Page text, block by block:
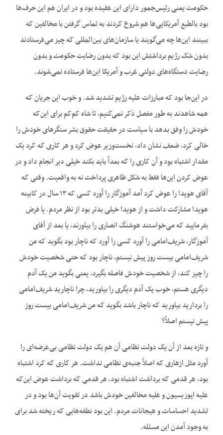
حکومت یعنی رئیس‌جمور دارای این عقیده بود و در ایران هم این حرف‌ها
بود بالطبع آمریکایی‌ها هم شروع کردند به تماس گرفتن با مخالفین که
ببینند این‌ها چه می‌گویند یا سازمان‌های بین‌المللی که چیز می‌فرستادند
بدون شک رژیم برداشتش این بود که بدون رضایت حکومت و بدون
رضایت دستگاه‌های دولتی غرب و آمریکا این‌ها فرستاده نمی‌شوند.
در این‌جا بود که مبارزات علیه رژیم تشدید شد. و خوب این جریان که
همه شاهدند به طور مفصل ذکر نمی‌کنیم، تا شاه کم‌کم برای این‌که
خودش را وفق بدهد با سیاست در حقیقت حقوق بشر سنگرهای خودش را
خالی کرد، ضعف نشان داد، نخست‌وزیر عوض کرد و هر کاری که کرد یک
مقدار اشتباه بود و آن کاری را که بعداً باید بکند خیلی دیر انجام داد و در
عوض کردن این‌ها فقط به شکل ظاهری پرداخت نه به واقعیت. وقتی که
آقای هویدا را عوض کرد آمد آموزگار را آورد کسی که ۱۳ سال در کابینه
هویدا مشارکت داشت و از هویدا خیلی بدتر بود از نظر مردم. یا فرض
بفرمایید که می‌خواستند هوشنگ انصاری را بیاورند، یا بعد از آقای
آموزگار، شریف‌امامی را آورد کسی را آورد که ناچار بود بگوید که من
شریف‌امامی بیست روز پیش نیستم، ناچار بود که حتی شخصیت خودش
را چیز کند، از شخصیت خودش فاصله بگیرد، یعنی بگوید من یک آدم
دیگری هستم، خوب یک آدم دیگری را بیاورید، چرا ناچارید شریف‌امامی
را بردارید بیاورید که ناچار باشد بگوید که من شریف‌امامی بیست روز
پیش نیستم اصلاً؟
و تازه بعد از آن یک دولت نظامی آن هم یک دولت نظامی بی‌عرضه‌ای را
آورد مثل ازهاری که اصلاً جنبه‌ی نظامی نداشت. هر کاری که کرد اشتباه
بود، هر قدمی که برداشت اشتباه بود، هر قدمی که برداشت عوض این‌که
علیه اپوزیسیون و علیه مخالفین خودش باشد در تقویت آن‌ها بود و در
تشدید احساسات و هیجانات مردم. این بود نطفه‌هایی که ریخته شد برای
به وجود آمدن این مسئله.